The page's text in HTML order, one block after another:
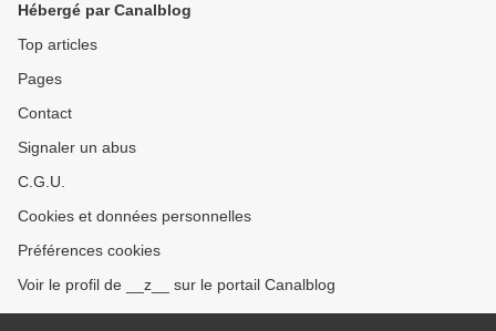
Hébergé par Canalblog
Top articles
Pages
Contact
Signaler un abus
C.G.U.
Cookies et données personnelles
Préférences cookies
Voir le profil de __z__ sur le portail Canalblog